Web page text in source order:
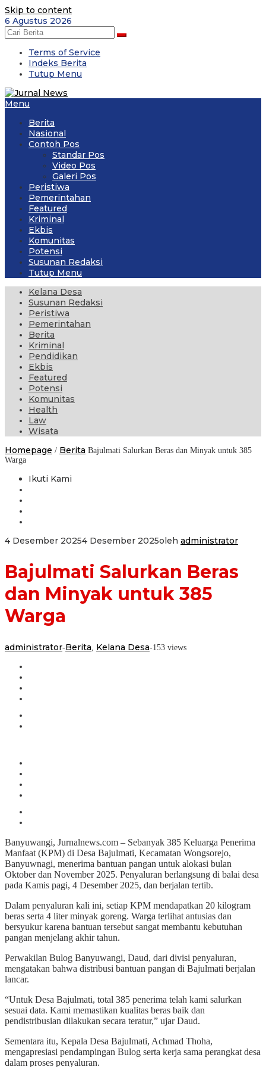
Skip to content
6 Agustus 2026
Terms of Service
Indeks Berita
Tutup Menu
Menu
Berita
Nasional
Contoh Pos
Standar Pos
Video Pos
Galeri Pos
Peristiwa
Pemerintahan
Featured
Kriminal
Ekbis
Komunitas
Potensi
Susunan Redaksi
Tutup Menu
Kelana Desa
Susunan Redaksi
Peristiwa
Pemerintahan
Berita
Kriminal
Pendidikan
Ekbis
Featured
Potensi
Komunitas
Health
Law
Wisata
Homepage / Berita Bajulmati Salurkan Beras dan Minyak untuk 385
Warga
Ikuti Kami
4 Desember 20254 Desember 2025oleh administrator
Bajulmati Salurkan Beras
dan Minyak untuk 385
Warga
administrator-Berita Kelana Desa-153 views
Banyuwangi, Jurnalnews.com – Sebanyak 385 Keluarga Penerima
Manfaat (KPM) di Desa Bajulmati, Kecamatan Wongsorejo,
Banyuwnagi, menerima bantuan pangan untuk alokasi bulan
Oktober dan November 2025. Penyaluran berlangsung di balai desa
pada Kamis pagi, 4 Desember 2025, dan berjalan tertib.
Dalam penyaluran kali ini, setiap KPM mendapatkan 20 kilogram
beras serta 4 liter minyak goreng. Warga terlihat antusias dan
bersyukur karena bantuan tersebut sangat membantu kebutuhan
pangan menjelang akhir tahun.
Perwakilan Bulog Banyuwangi, Daud, dari divisi penyaluran,
mengatakan bahwa distribusi bantuan pangan di Bajulmati berjalan
lancar.
“Untuk Desa Bajulmati, total 385 penerima telah kami salurkan
sesuai data. Kami memastikan kualitas beras baik dan
pendistribusian dilakukan secara teratur,” ujar Daud.
Sementara itu, Kepala Desa Bajulmati, Achmad Thoha,
mengapresiasi pendampingan Bulog serta kerja sama perangkat desa
dalam proses penyaluran.